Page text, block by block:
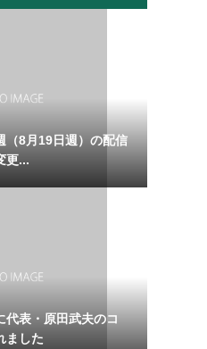
（8月19日週）の配信
更...
代表・原田武夫のコ
ました